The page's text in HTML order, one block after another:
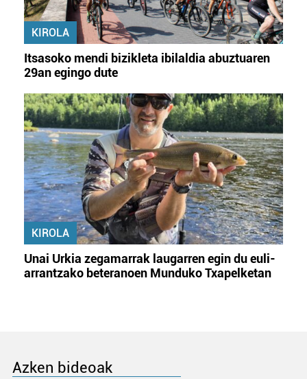
KIROLA
Itsasoko mendi bizikleta ibilaldia abuztuaren
29an egingo dute
KIROLA
Unai Urkia zegamarrak laugarren egin du euli-
arrantzako beteranoen Munduko Txapelketan
Azken bideoak